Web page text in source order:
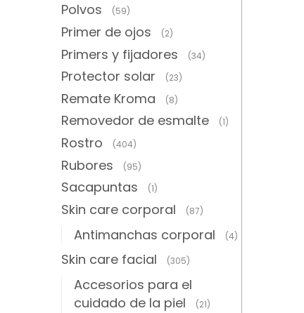
Polvos (59)
Primer de ojos (2)
Primers y fijadores (34)
Protector solar (23)
Remate Kroma (8)
Removedor de esmalte (1)
Rostro (404)
Rubores (95)
Sacapuntas (1)
Skin care corporal (87)
Antimanchas corporal (4)
Skin care facial (305)
Accesorios para el
cuidado de la piel
(21)